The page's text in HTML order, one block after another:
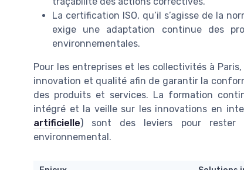
La certification ISO, qu’il s’agisse de la
exige une adaptation continue des
environnementales.
Pour les entreprises et les collectivités à
innovation et qualité afin de garantir la
des produits et services. La formation
intégré et la veille sur les innovations en
artificielle) sont des leviers pour rester
environnemental.